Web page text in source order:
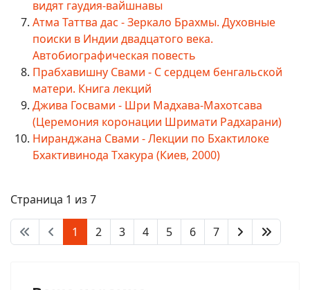
видят гаудия-вайшнавы
Атма Таттва дас - Зеркало Брахмы. Духовные
поиски в Индии двадцатого века.
Автобиографическая повесть
Прабхавишну Свами - С сердцем бенгальской
матери. Книга лекций
Джива Госвами - Шри Мадхава-Махотсава
(Церемония коронации Шримати Радхарани)
Ниранджана Свами - Лекции по Бхактилоке
Бхактивинода Тхакура (Киев, 2000)
Страница 1 из 7
1 2 3 4 5 6 7